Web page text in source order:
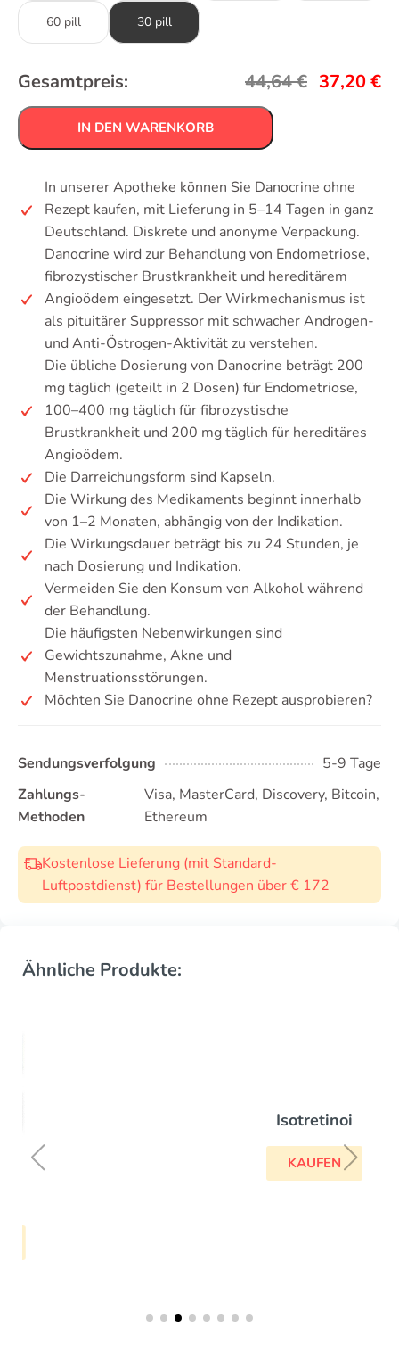
60 pill 30 pill
Gesamtpreis: 44,64€ 37,20€
IN DEN WARENKORB
In unserer Apotheke können Sie Danocrine ohne
Rezept kaufen, mit Lieferung in 5–14 Tagen in ganz
Deutschland. Diskrete und anonyme Verpackung.
Danocrine wird zur Behandlung von Endometriose,
fibrozystischer Brustkrankheit und hereditärem
Angioödem eingesetzt. Der Wirkmechanismus ist
als pituitärer Suppressor mit schwacher Androgen-
und Anti-Östrogen-Aktivität zu verstehen.
Die übliche Dosierung von Danocrine beträgt 200
mg täglich (geteilt in 2 Dosen) für Endometriose,
100–400 mg täglich für fibrozystische
Brustkrankheit und 200 mg täglich für hereditäres
Angioödem.
Die Darreichungsform sind Kapseln.
Die Wirkung des Medikaments beginnt innerhalb
von 1–2 Monaten, abhängig von der Indikation.
Die Wirkungsdauer beträgt bis zu 24 Stunden, je
nach Dosierung und Indikation.
Vermeiden Sie den Konsum von Alkohol während
der Behandlung.
Die häufigsten Nebenwirkungen sind
Gewichtszunahme, Akne und
Menstruationsstörungen.
Möchten Sie Danocrine ohne Rezept ausprobieren?
Sendungsverfolgung
5-9 Tage
Zahlungs-
Methoden
Visa, MasterCard, Discovery, Bitcoin,
Ethereum
Kostenlose Lieferung (mit Standard-
Luftpostdienst) für Bestellungen über € 172
Ähnliche Produkte: